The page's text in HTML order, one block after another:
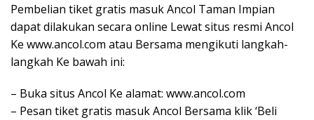
Pembelian tiket gratis masuk Ancol Taman Impian
dapat dilakukan secara online Lewat situs resmi Ancol
Ke www.ancol.com atau Bersama mengikuti langkah-
langkah Ke bawah ini:
– Buka situs Ancol Ke alamat: www.ancol.com
– Pesan tiket gratis masuk Ancol Bersama klik ‘Beli